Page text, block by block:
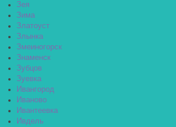
Зея
Зима
Златоуст
Злынка
Змеиногорск
Знаменск
Зубцов
Зуевка
Ивангород
Иваново
Ивантеевка
Ивдель